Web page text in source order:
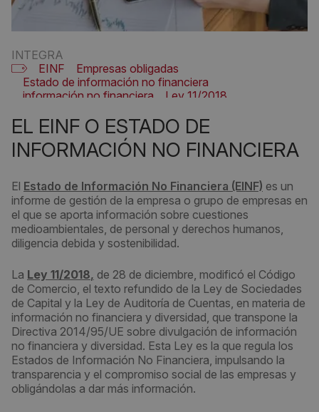
INTEGRA
EINF
Empresas obligadas
Estado de información no financiera
información no financiera
Ley 11/2018
EL EINF O ESTADO DE
INFORMACIÓN NO FINANCIERA
El Estado de Información No Financiera (EINF) es un
informe de gestión de la empresa o grupo de empresas en
el que se aporta información sobre cuestiones
medioambientales, de personal y derechos humanos,
diligencia debida y sostenibilidad.
La Ley 11/2018, de 28 de diciembre, modificó el Código
de Comercio, el texto refundido de la Ley de Sociedades
de Capital y la Ley de Auditoría de Cuentas, en materia de
información no financiera y diversidad, que transpone la
Directiva 2014/95/UE sobre divulgación de información
no financiera y diversidad. Esta Ley es la que regula los
Estados de Información No Financiera, impulsando la
transparencia y el compromiso social de las empresas y
obligándolas a dar más información.